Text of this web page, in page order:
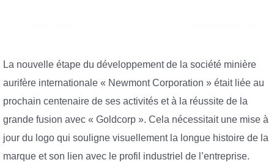
La nouvelle étape du développement de la société minière
aurifère internationale « Newmont Corporation » était liée au
prochain centenaire de ses activités et à la réussite de la
grande fusion avec « Goldcorp ». Cela nécessitait une mise à
jour du logo qui souligne visuellement la longue histoire de la
marque et son lien avec le profil industriel de l’entreprise.